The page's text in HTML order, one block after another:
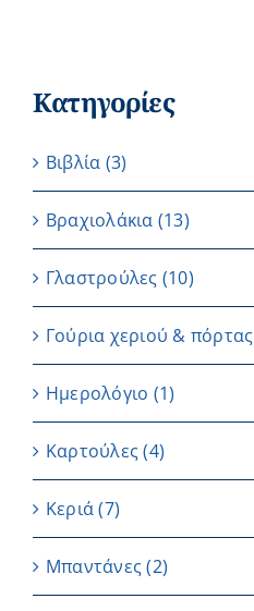
Κατηγορίες
Βιβλία (3)
Βραχιολάκια (13)
Γλαστρούλες (10)
Γούρια χεριού & πόρτας
Ημερολόγιο (1)
Καρτούλες (4)
Κεριά (7)
Μπαντάνες (2)